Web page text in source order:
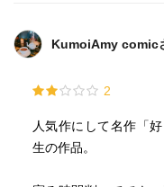
KumoiAmy comic
2
人気作にして名作「
生の作品。